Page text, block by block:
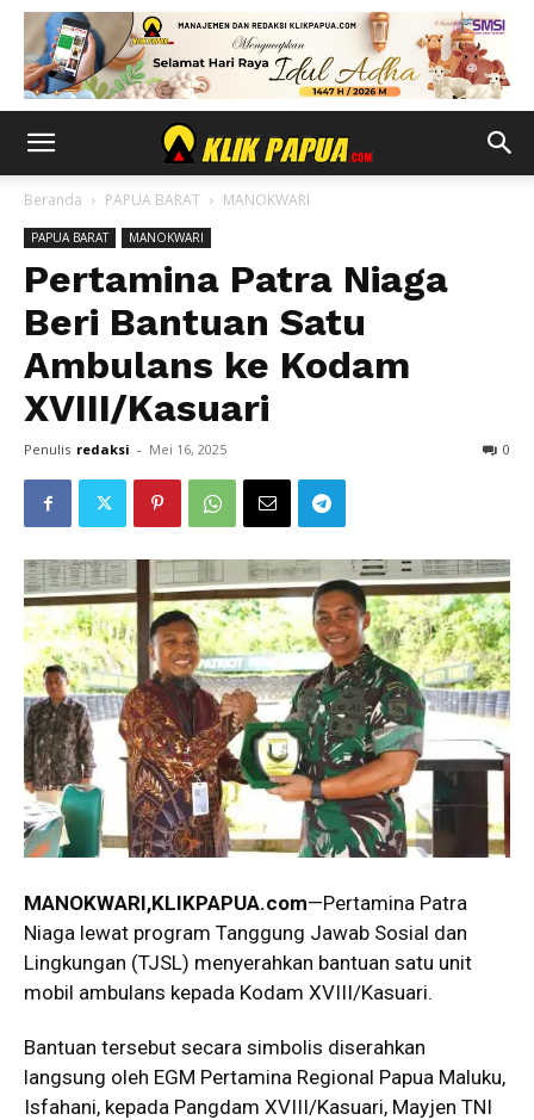
Beranda PAPUA BARAT MANOKWARI
PAPUA BARAT MANOKWARI
Pertamina Patra Niaga
Beri Bantuan Satu
Ambulans ke Kodam
XVIII/Kasuari
Penulis redaksi - Mei 16, 2025 0
MANOKWARI,KLIKPAPUA.com—Pertamina Patra
Niaga lewat program Tanggung Jawab Sosial dan
Lingkungan (TJSL) menyerahkan bantuan satu unit
mobil ambulans kepada Kodam XVIII/Kasuari.
Bantuan tersebut secara simbolis diserahkan
langsung oleh EGM Pertamina Regional Papua Maluku,
Isfahani, kepada Pangdam XVIII/Kasuari, Mayjen TNI